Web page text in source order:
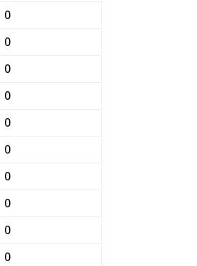
0
0
0
0
0
0
0
0
0
0